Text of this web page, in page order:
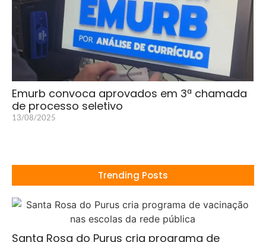
Emurb convoca aprovados em 3ª chamada
de processo seletivo
13/08/2025
Trending Posts
Santa Rosa do Purus cria programa de